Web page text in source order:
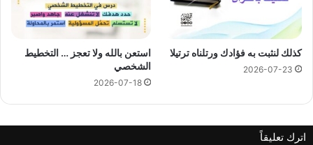
كذلك لنثبت به فؤادك ورتلناه ترتيلا
2026-07-23
استعن بالله ولا تعجز … التخطيط
الشخصي
2026-07-18
اترك تعليقاً